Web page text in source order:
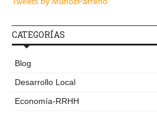
CATEGORÍAS
Blog
Desarrollo Local
Economía-RRHH